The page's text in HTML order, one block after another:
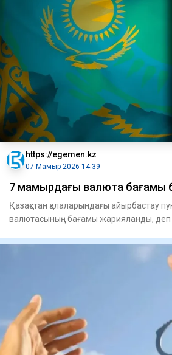
https://egemen.kz
07 Мамыр 2026 14:39
7 мамырдағы валюта бағамы
Қазақстан қалаларындағы айырбастау
валютасының бағамы жарияланды, деп